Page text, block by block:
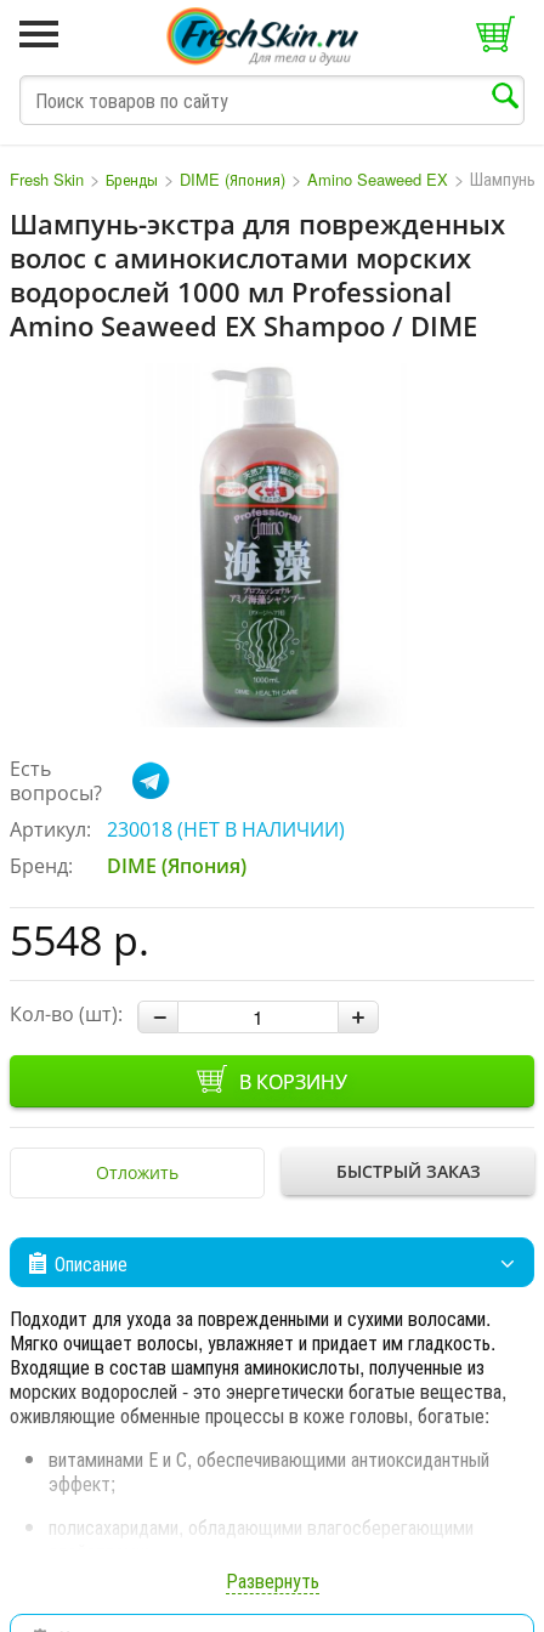
Fresh Skin > Бренды > DIME (Япония) > Amino Seaweed EX >
Шампунь-экстра для поврежденных
волос с аминокислотами морских
водорослей 1000 мл Professional
Amino Seaweed EX Shampoo / DIME
Есть
вопросы?
Артикул:
230018 (НЕТ В НАЛИЧИИ)
Бренд:
DIME (Япония)
5548 р.
Кол-во (шт):
В КОРЗИНУ
Отложить БЫСТРЫЙ ЗАКАЗ
Описание
Подходит для ухода за поврежденными и сухими волосами.
Мягко очищает волосы, увлажняет и придает им гладкость.
Входящие в состав шампуня аминокислоты, полученные из
морских водорослей - это энергетически богатые вещества,
оживляющие обменные процессы в коже головы, богатые:
витаминами Е и С, обеспечивающими антиоксидантный
эффект;
полисахаридами, обладающими влагосберегающими
линолевой кислотой, которая возвращает волосам
первозданную красоту, блеск и мягкость.
Развернуть
M N O P Q S T V W